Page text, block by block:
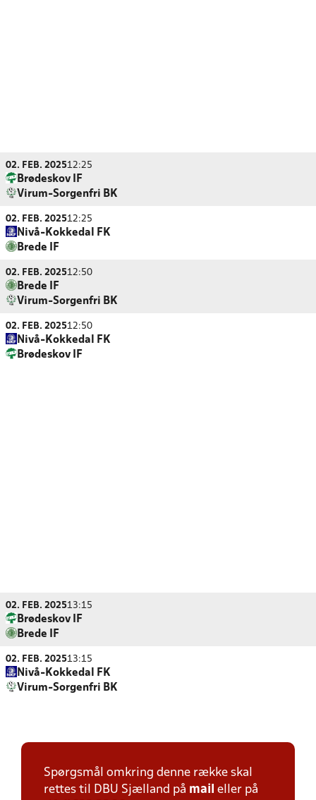
02. FEB. 202512:25
Brødeskov IF
Virum-Sorgenfri BK
02. FEB. 202512:25
Nivå-Kokkedal FK
Brede IF
02. FEB. 202512:50
Brede IF
Virum-Sorgenfri BK
02. FEB. 202512:50
Nivå-Kokkedal FK
Brødeskov IF
02. FEB. 202513:15
Brødeskov IF
Brede IF
02. FEB. 202513:15
Nivå-Kokkedal FK
Virum-Sorgenfri BK
Spørgsmål omkring denne række skal
rettes til DBU Sjælland på mail eller på